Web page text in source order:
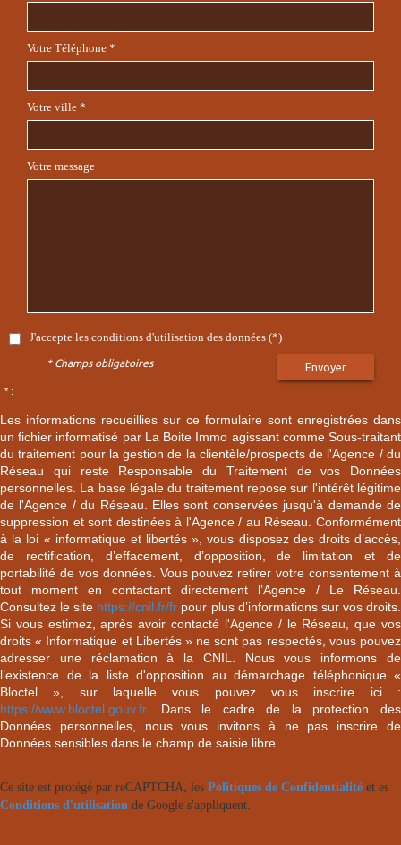
Votre Téléphone *
Votre ville *
Votre message
J'accepte les conditions d'utilisation des données (*)
Envoyer
* Champs obligatoires
* :
Les informations recueillies sur ce formulaire sont enregistrées dans
un fichier informatisé par La Boite Immo agissant comme Sous-traitant
du traitement pour la gestion de la clientèle/prospects de l'Agence / du
Réseau qui reste Responsable du Traitement de vos Données
personnelles. La base légale du traitement repose sur l'intérêt légitime
de l'Agence / du Réseau. Elles sont conservées jusqu'à demande de
suppression et sont destinées à l'Agence / au Réseau. Conformément
à la loi « informatique et libertés », vous disposez des droits d’accès,
de rectification, d’effacement, d’opposition, de limitation et de
portabilité de vos données. Vous pouvez retirer votre consentement à
tout moment en contactant directement l’Agence / Le Réseau.
Consultez le site https://cnil.fr/fr pour plus d’informations sur vos droits.
Si vous estimez, après avoir contacté l'Agence / le Réseau, que vos
droits « Informatique et Libertés » ne sont pas respectés, vous pouvez
adresser une réclamation à la CNIL. Nous vous informons de
l’existence de la liste d'opposition au démarchage téléphonique «
Bloctel », sur laquelle vous pouvez vous inscrire ici :
https://www.bloctel.gouv.fr. Dans le cadre de la protection des
Données personnelles, nous vous invitons à ne pas inscrire de
Données sensibles dans le champ de saisie libre.
Ce site est protégé par reCAPTCHA, les Politiques de Confidentialité et es
Conditions d'utilisation de Google s'appliquent.